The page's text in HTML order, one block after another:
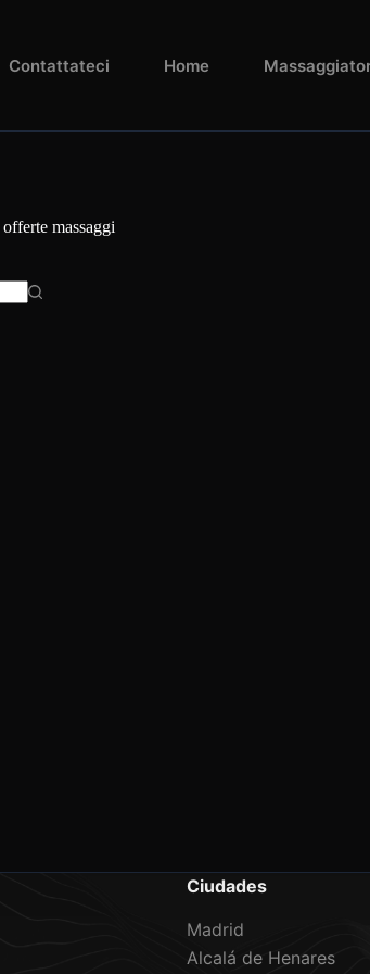
Contattateci Home
offerte massaggi
Ciudades
Madrid
Alcalá de Henares